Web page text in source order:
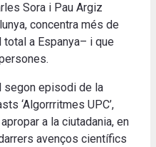
Sora i Pau Argiz
concentra més de
a Espanya– i que
segon episodi de la
‘Algorrritmes UPC’,
a la ciutadania, en
avenços científics